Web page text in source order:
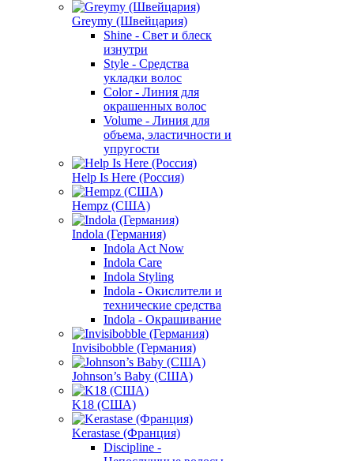
Greymy (Швейцария)
Shine - Свет и блеск
изнутри
Style - Средства
укладки волос
Color - Линия для
окрашенных волос
Volume - Линия для
объема, эластичности и
упругости
Help Is Here (Россия)
Hempz (США)
Indola (Германия)
Indola Act Now
Indola Care
Indola Styling
Indola - Окислители и
технические средства
Indola - Окрашивание
Invisibobble (Германия)
Johnson’s Baby (США)
K18 (США)
Kerastase (Франция)
Discipline -